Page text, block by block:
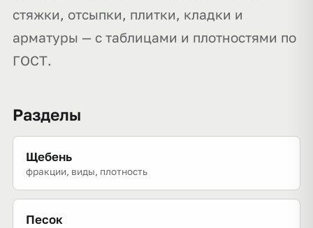
стяжки, отсыпки, плитки, кладки и
арматуры — с таблицами и плотностями по
ГОСТ.
Разделы
Щебень
фракции, виды, плотность
Песок